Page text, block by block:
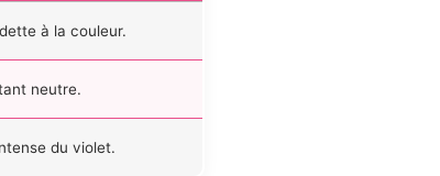
à la couleur.
neutre.
du violet.